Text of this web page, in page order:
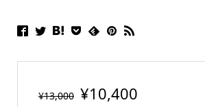
¥13,000 ¥10,400